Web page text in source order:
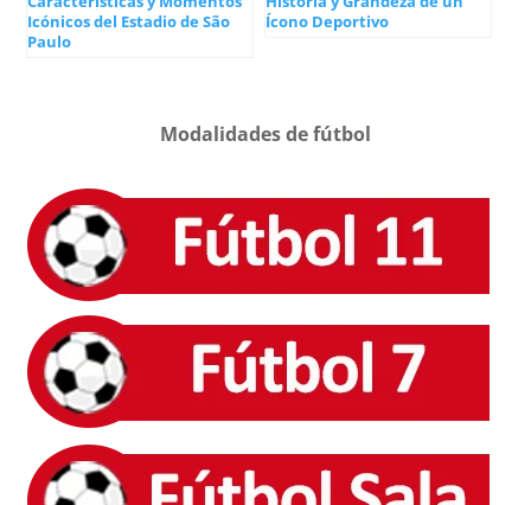
Icónicos del Estadio de São
Paulo
Ícono Deportivo
Modalidades de fútbol